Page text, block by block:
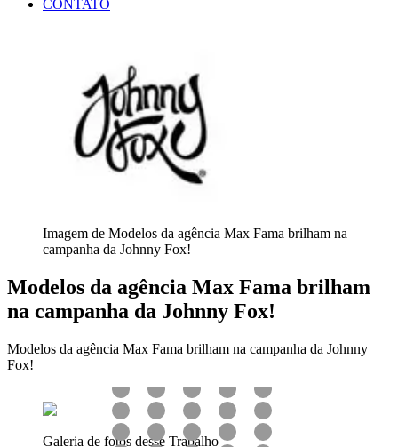
CONTATO
Imagem de Modelos da agência Max Fama brilham na
campanha da Johnny Fox!
Modelos da agência Max Fama brilham
na campanha da Johnny Fox!
Modelos da agência Max Fama brilham na campanha da Johnny
Fox!
Galeria de fotos desse Trabalho